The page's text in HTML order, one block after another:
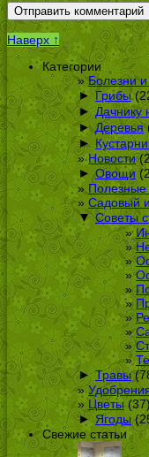
Наверх ↑
Категории
Болезни
► Грибы
► Дачнику
► Деревья
►
Новости
► Овощи
Полезные
Садовый
▼ Советы
► Травы
Цветы
► Ягоды
Свежие статьи